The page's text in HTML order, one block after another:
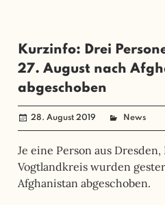
Kurzinfo: Drei
27. August nach
abgeschoben
28. August 2019 News
Je eine Person aus
Vogtlandkreis wurden
Afghanistan abgeschoben.